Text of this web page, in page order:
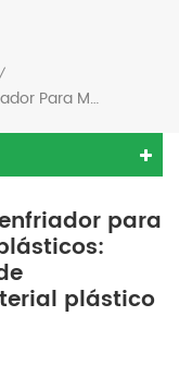
Dimensionamiento De Un Enfriador Para Moldeo Por Inyección De Plásticos: Cómo Calcular El Tiempo De Enfriamiento Según El Material Plástico (PP, PE, ABS)
para
plástico